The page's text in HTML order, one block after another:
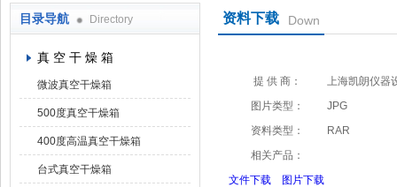
目录导航 Directory
真 空 干 燥 箱
微波真空干燥箱
500度真空干燥箱
400度高温真空干燥箱
台式真空干燥箱
资料下载 Down
提 供 商：
上海凯朗仪器
图片类型：
JPG
资料类型：
RAR
相关产品：
文件下载
图片下载